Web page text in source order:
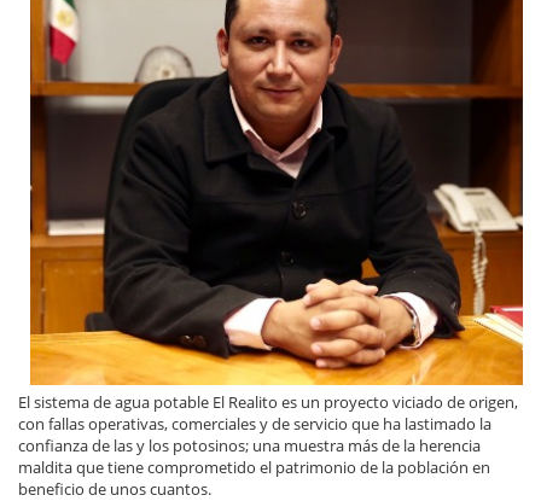
El sistema de agua potable El Realito es un proyecto viciado de origen,
con fallas operativas, comerciales y de servicio que ha lastimado la
confianza de las y los potosinos; una muestra más de la herencia
maldita que tiene comprometido el patrimonio de la población en
beneficio de unos cuantos.